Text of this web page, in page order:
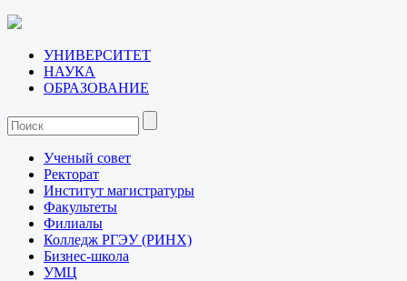
УНИВЕРСИТЕТ
НАУКА
ОБРАЗОВАНИЕ
Ученый совет
Ректорат
Институт магистратуры
Факультеты
Филиалы
Колледж РГЭУ (РИНХ)
Бизнес-школа
УМЦ